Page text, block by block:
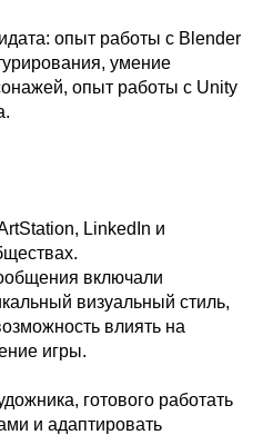
опыт работы с Blender
умение
опыт работы с Unity
LinkedIn и
включали
визуальный стиль,
влиять на
игры.
готового работать
и адаптировать